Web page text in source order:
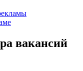
вакансий